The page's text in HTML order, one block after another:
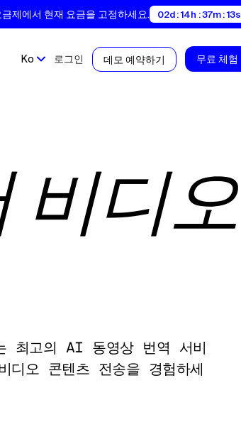
제에서 현재 요금을 고정하세요. 02d : 14h : 37m : 12s
Ko 로그인 데모 예약하기 무료 체험
비디오
최고의 AI 동영상 번역 서비
오 콘텐츠 전송을 경험하세